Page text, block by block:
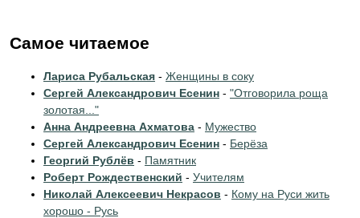
Самое читаемое
Лариса Рубальская - Женщины в соку
Сергей Александрович Есенин - "Отговорила роща
золотая..."
Анна Андреевна Ахматова - Мужество
Сергей Александрович Есенин - Берёза
Георгий Рублёв - Памятник
Роберт Рождественский - Учителям
Николай Алексеевич Некрасов - Кому на Руси жить
хорошо - Русь